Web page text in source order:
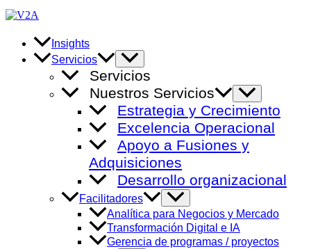
Ir
al
contenido
Insights
Servicios
Alternar
menú
Servicios
Nuestros Servicios
Alternar
menú
Estrategia y Crecimiento
Excelencia Operacional
Apoyo a Fusiones y
Adquisiciones
Desarrollo organizacional
Facilitadores
Alternar
menú
Analítica para Negocios y Mercado
Transformación Digital e IA
Gerencia de programas / proyectos